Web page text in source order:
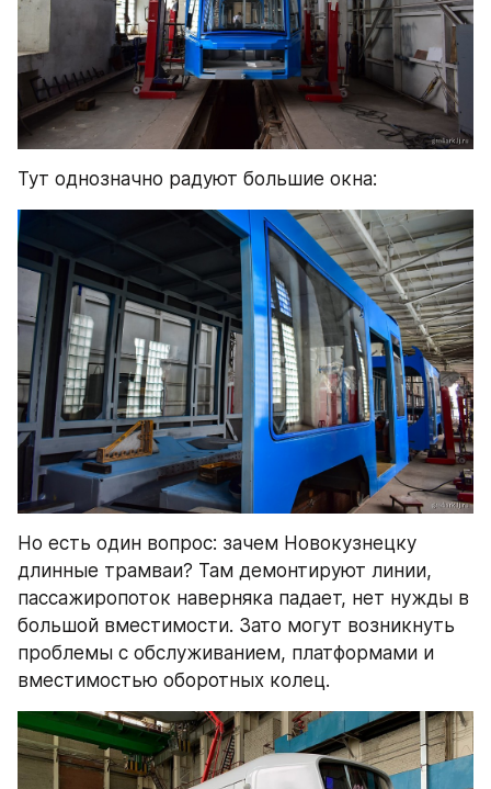
Тут однозначно радуют большие окна:
Но есть один вопрос: зачем Новокузнецку
длинные трамваи? Там демонтируют линии,
пассажиропоток наверняка падает, нет нужды в
большой вместимости. Зато могут возникнуть
проблемы с обслуживанием, платформами и
вместимостью оборотных колец.